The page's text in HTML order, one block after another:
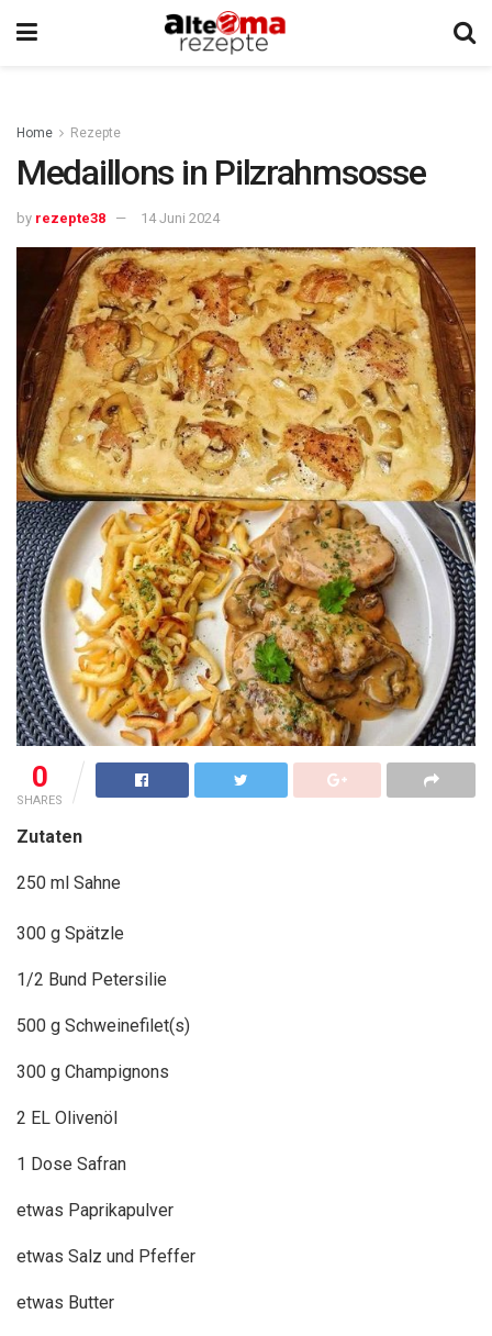
Home Rezepte
Medaillons in Pilzrahmsosse
by rezepte38 14 Juni 2024
0
SHARES
Zutaten
250 ml Sahne
300 g Spätzle
1/2 Bund Petersilie
500 g Schweinefilet(s)
300 g Champignons
2 EL Olivenöl
1 Dose Safran
etwas Paprikapulver
etwas Salz und Pfeffer
etwas Butter